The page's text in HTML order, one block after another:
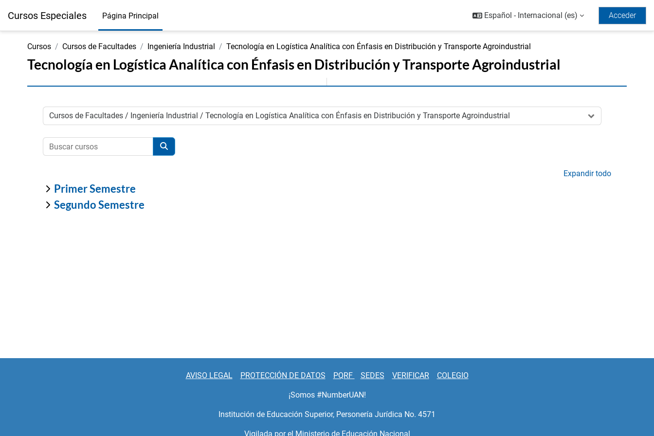
Cursos Especiales Página Principal Español - Internacional ‎(es)‎ Acceder
Cursos Cursos de Facultades Ingeniería Industrial Tecnología en Logística Analítica con Énfasis en Distribución y Transporte Agroindustrial
Tecnología en Logística Analítica con Énfasis en Distribución y Transporte Agroindustrial
Categorías
Buscar cursos
Buscar cursos
Expandir todo
Primer Semestre
Segundo Semestre
AVISO LEGAL PROTECCIÓN DE DATOS PQRF SEDES VERIFICAR COLEGIO
¡Somos #NumberUAN!
Institución de Educación Superior, Personería Jurídica No. 4571
Vigilada por el Ministerio de Educación Nacional